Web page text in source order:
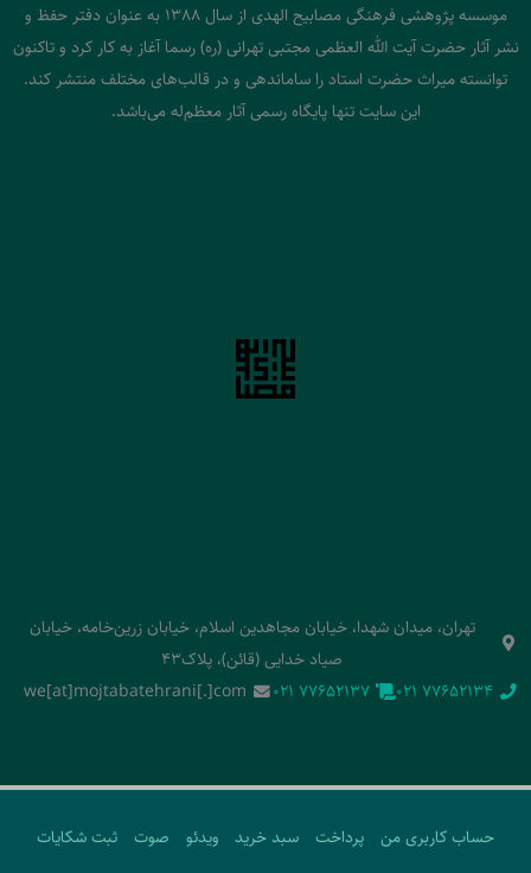
موسسه پژوهشی فرهنگی مصابیح الهدی از سال 1388 به عنوان دفتر حفظ و
نشر آثار حضرت آیت الله العظمی مجتبی تهرانی (ره) رسما آغاز به کار کرد و تاکنون
توانسته میراث حضرت استاد را ساماندهی و در قالب‌های مختلف منتشر کند.
این سایت تنها پایگاه رسمی آثار معظم‌له می‌باشد.
تهران، میدان شهدا، خیابان مجاهدین اسلام، خیابان زرین‌خامه، خیابان
صیاد خدایی (قائن)، پلاک43
‭021 77652134‬
‭021 77652137‬
we[at]mojtabatehrani[.]com
حساب کاربری من پرداخت سبد خرید ویدئو صوت
ثبت شکایات